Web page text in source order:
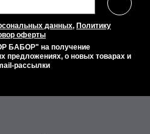
данных, Политику
оферты
БАБОР" на получение
предложениях, о новых товарах и
рассылки